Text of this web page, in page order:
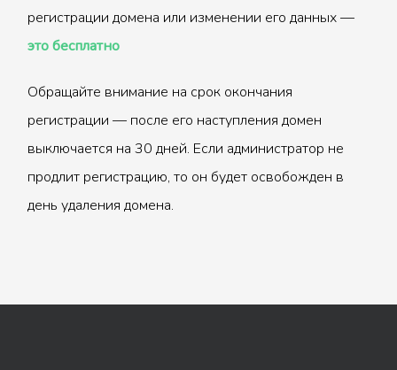
регистрации домена или изменении его данных —
это бесплатно
Обращайте внимание на срок окончания
регистрации — после его наступления домен
выключается на 30 дней. Если администратор не
продлит регистрацию, то он будет освобожден в
день удаления домена.